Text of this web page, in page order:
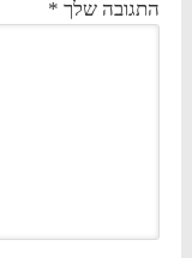
התגובה שלך *